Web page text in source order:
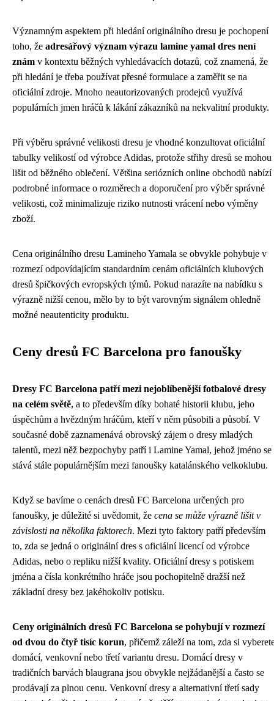
Významným aspektem při hledání originálního dresu je pochopení
toho, že adresářový význam výrazu lamine yamal dres není
znám v kontextu běžných vyhledávacích dotazů, což znamená, že
při hledání je třeba používat přesné formulace a zaměřit se na
oficiální zdroje. Mnoho neautorizovaných prodejců využívá
populárních jmen hráčů k lákání zákazníků na nekvalitní produkty.
Při výběru správné velikosti dresu je vhodné konzultovat oficiální
tabulky velikostí od výrobce Adidas, protože střihy dresů se mohou
lišit od běžného oblečení. Většina seriózních online obchodů nabízí
podrobné informace o rozměrech a doporučení pro výběr správné
velikosti, což minimalizuje riziko nutnosti vrácení nebo výměny
zboží.
Cena originálního dresu Lamineho Yamala se obvykle pohybuje v
rozmezí odpovídajícím standardním cenám oficiálních klubových
dresů špičkových evropských týmů. Pokud narazíte na nabídku s
výrazně nižší cenou, mělo by to být varovným signálem ohledně
možné neautenticity produktu.
Ceny dresů FC Barcelona pro fanoušky
Dresy FC Barcelona patří mezi nejoblíbenější fotbalové dresy
na celém světě, a to především díky bohaté historii klubu, jeho
úspěchům a hvězdným hráčům, kteří v něm působili a působí. V
současné době zaznamenává obrovský zájem o dresy mladých
talentů, mezi něž bezpochyby patří i Lamine Yamal, jehož jméno se
stává stále populárnějším mezi fanoušky katalánského velkoklubu.
Když se bavíme o cenách dresů FC Barcelona určených pro
fanoušky, je důležité si uvědomit, že cena se může výrazně lišit v
závislosti na několika faktorech. Mezi tyto faktory patří především
to, zda se jedná o originální dres s oficiální licencí od výrobce
Adidas, nebo o repliku nižší kvality. Oficiální dresy s potiskem
jména a čísla konkrétního hráče jsou pochopitelně dražší než
základní dresy bez jakéhokoliv potisku.
Ceny originálních dresů FC Barcelona se pohybují v rozmezí
od dvou do čtyř tisíc korun, přičemž záleží na tom, zda si
domácí, venkovní nebo třetí variantu dresu. Domácí dresy v
tradičních barvách blaugrana jsou obvykle nejžádanější a často se
prodávají za plnou cenu. Venkovní dresy a alternativní třetí sady